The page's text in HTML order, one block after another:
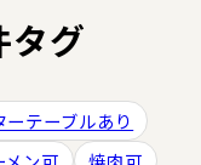
タグ
ーテーブルあり